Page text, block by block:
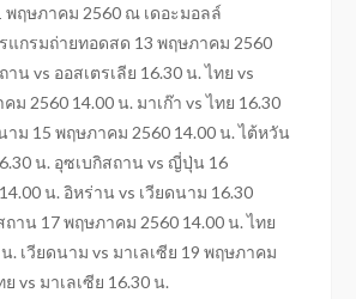
พฤษภาคม 2560 ณ เดอะมอลล์
กรมถ่ายทอดสด 13 พฤษภาคม 2560
น vs ออสเตรเลีย 16.30 น. ไทย vs
ม 2560 14.00 น. มาเก๊า vs ไทย 16.30
ม 15 พฤษภาคม 2560 14.00 น. ไต้หวัน
น. อุซเบกิสถาน vs ญี่ปุ่น 16
น. อิหร่าน vs เวียดนาม 16.30
าน 17 พฤษภาคม 2560 14.00 น. ไทย
. เวียดนาม vs มาเลเซีย 19 พฤษภาคม
vs มาเลเซีย 16.30 น.